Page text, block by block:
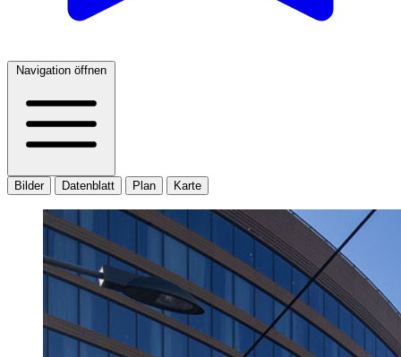
Navigation öffnen
Bilder Datenblatt Plan Karte